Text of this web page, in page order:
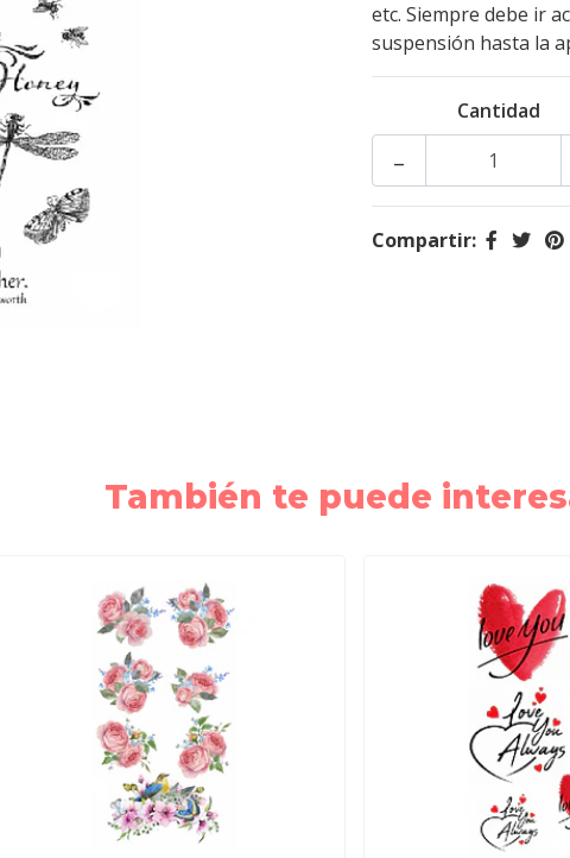
etc. Siempre debe ir
suspensión hasta la
Cantidad
-
Compartir:
También te puede